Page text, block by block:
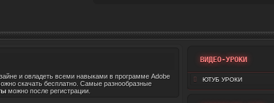
ВИДЕО-УРОКИ
ЮТУБ УРОКИ
и овладеть всеми навыками в программе Adobe
скачать бесплатно. Самые разнообразные
можно после регистрации.